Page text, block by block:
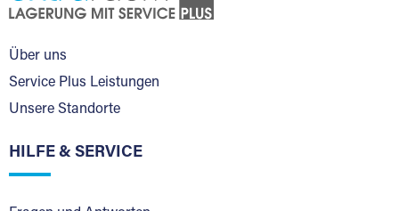
Über uns
Service Plus Leistungen
Unsere Standorte
HILFE & SERVICE